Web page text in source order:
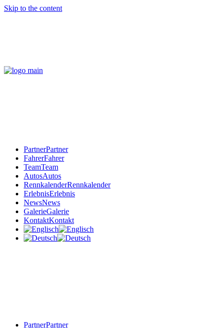
Skip to the content
PartnerPartner
FahrerFahrer
TeamTeam
AutosAutos
RennkalenderRennkalender
ErlebnisErlebnis
NewsNews
GalerieGalerie
KontaktKontakt
PartnerPartner